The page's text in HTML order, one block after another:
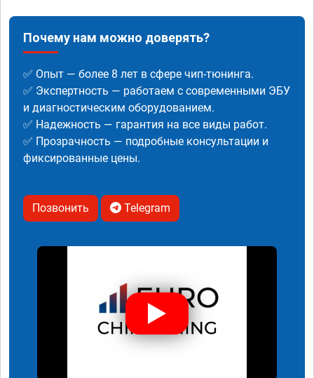
Почему нам можно доверять?
✅ Опыт — более 8 лет в сфере чип-тюнинга.
✅ Экспертность — работаем с современными ЭБУ
и диагностическим оборудованием.
✅ Надежность — гарантия на все виды работ.
✅ Прозрачность — подробные консультации и
фиксированные цены.
Позвонить Telegram